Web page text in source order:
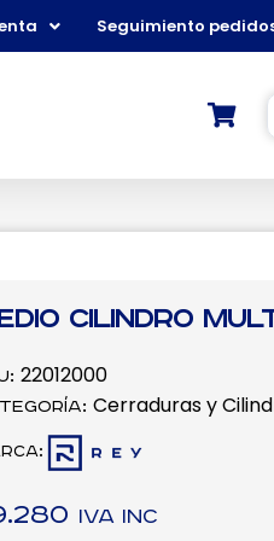
Seguimiento
cilindro
22012000
Cerraduras y
IVA inc